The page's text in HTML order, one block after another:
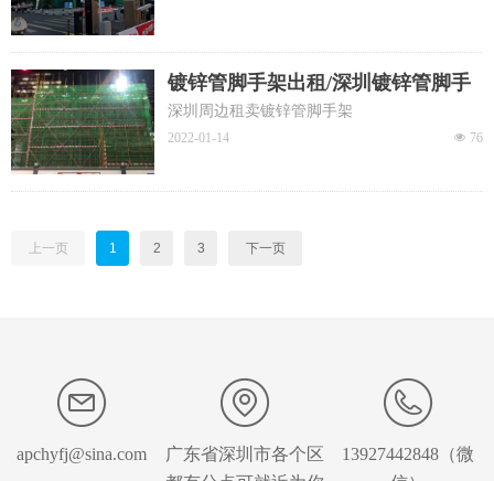
镀锌管脚手架出租/深圳镀锌管脚手
架售卖
深圳周边租卖镀锌管脚手架
넶 76
2022-01-14
上一页 1 2 3 下一页
apchyfj@sina.com
广东省深圳市各个区
13927442848（微